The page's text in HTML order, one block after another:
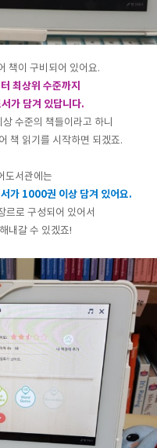
책이 구비되어 있어요.
최상위 수준까지
가 담겨 있답니다.
수준의 책들이라고 하니
책 읽기를 시작하면 되겠죠.
도서관에는
가 1000권 이상 담겨 있어요.
르로 구성되어 있어서
내갈 수 있겠죠!